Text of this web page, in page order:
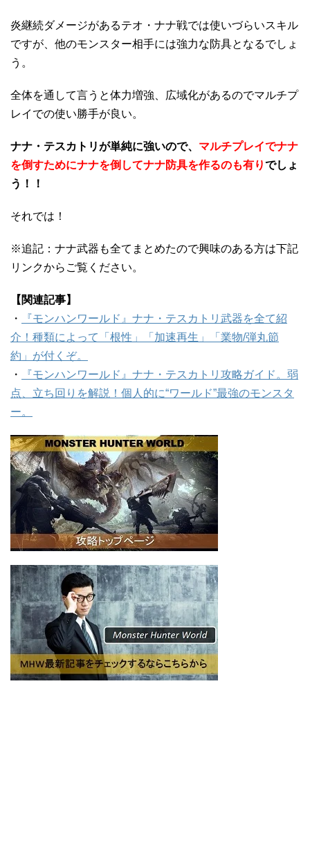
炎継続ダメージがあるテオ・ナナ戦では使いづらいスキル
ですが、他のモンスター相手には強力な防具となるでしょ
う。
全体を通して言うと体力増強、広域化があるのでマルチプ
レイでの使い勝手が良い。
ナナ・テスカトリが単純に強いので、 マルチプレイでナナ
を倒すためにナナを倒してナナ防具を作るのも有りでしょ
う！！
それでは！
※追記：ナナ武器も全てまとめたので興味のある方は下記
リンクからご覧ください。
【関連記事】
・
『モンハンワールド』ナナ・テスカトリ武器を全て紹
介！種類によって「根性」「加速再生」「業物/弾丸節
約」が付くぞ。
・
『モンハンワールド』ナナ・テスカトリ攻略ガイド。弱
点、立ち回りを解説！個人的に“ワールド”最強のモンスタ
ー。